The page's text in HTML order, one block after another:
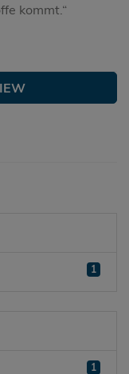
kommt.“
1
1